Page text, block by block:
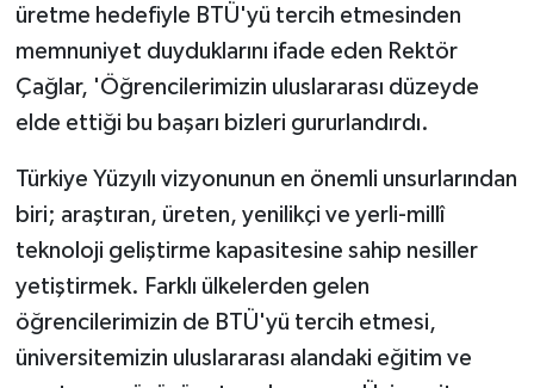
üretme hedefiyle BTÜ'yü tercih etmesinden
memnuniyet duyduklarını ifade eden Rektör
Çağlar, 'Öğrencilerimizin uluslararası düzeyde
elde ettiği bu başarı bizleri gururlandırdı.
Türkiye Yüzyılı vizyonunun en önemli unsurlarından
biri; araştıran, üreten, yenilikçi ve yerli-millî
teknoloji geliştirme kapasitesine sahip nesiller
yetiştirmek. Farklı ülkelerden gelen
öğrencilerimizin de BTÜ'yü tercih etmesi,
üniversitemizin uluslararası alandaki eğitim ve